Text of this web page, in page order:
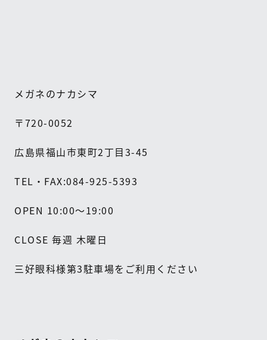
メガネのナカシマ
〒720-0052
広島県福山市東町2丁目3-45
TEL ・ FAX:084-925-5393
OPEN 10:00～19:00
CLOSE 毎週 木曜日
三好眼科様第3駐車場をご利用ください